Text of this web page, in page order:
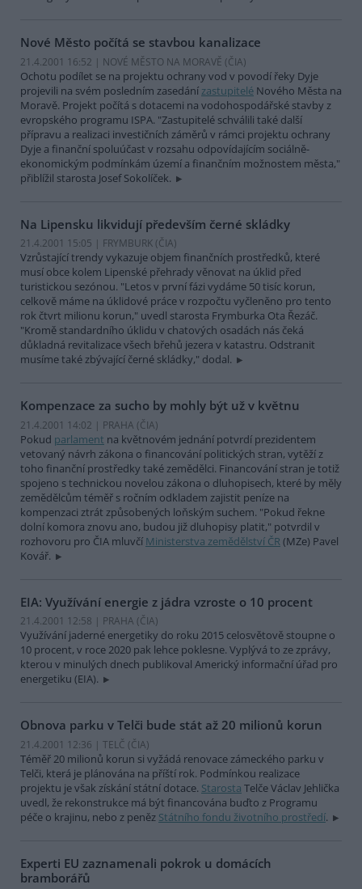
Nové Město počítá se stavbou kanalizace
21.4.2001 16:52 | NOVÉ MĚSTO NA MORAVĚ (ČIA)
Ochotu podílet se na projektu ochrany vod v povodí řeky Dyje
projevili na svém posledním zasedánízastupitelé Nového Města na
Moravě. Projekt počítá s dotacemi na vodohospodářské stavby z
evropského programu ISPA. "Zastupitelé schválili také další
přípravu a realizaci investičních záměrů v rámci projektu ochrany
Dyje a finanční spoluúčast v rozsahu odpovídajícím sociálně-
ekonomickým podmínkám území a finančním možnostem města,"
přiblížil starosta Josef Sokolíček.
Na Lipensku likvidují především černé skládky
21.4.2001 15:05 | FRYMBURK (ČIA)
Vzrůstající trendy vykazuje objem finančních prostředků, které
musí obce kolem Lipenské přehrady věnovat na úklid před
turistickou sezónou. "Letos v první fázi vydáme 50 tisíc korun,
celkově máme na úklidové práce v rozpočtu vyčleněno pro tento
rok čtvrt milionu korun," uvedl starosta Frymburka Ota Řezáč.
"Kromě standardního úklidu v chatových osadách nás čeká
důkladná revitalizace všech břehů jezera v katastru. Odstranit
musíme také zbývající černé skládky," dodal.
Kompenzace za sucho by mohly být už v květnu
21.4.2001 14:02 | PRAHA (ČIA)
Pokud parlament na květnovém jednání potvrdí prezidentem
vetovaný návrh zákona o financování politických stran, vytěží z
toho finanční prostředky také zemědělci. Financování stran je totiž
spojeno s technickou novelou zákona o dluhopisech, které by měly
zemědělcům téměř s ročním odkladem zajistit peníze na
kompenzaci ztrát způsobených loňským suchem. "Pokud řekne
dolní komora znovu ano, budou již dluhopisy platit," potvrdil v
rozhovoru pro ČIA mluvčí Ministerstva zemědělství ČR(MZe) Pavel
Kovář.
EIA: Využívání energie z jádra vzroste o 10 procent
21.4.2001 12:58 | PRAHA (ČIA)
Využívání jaderné energetiky do roku 2015 celosvětově stoupne o
10 procent, v roce 2020 pak lehce poklesne. Vyplývá to ze zprávy,
kterou v minulých dnech publikoval Americký informační úřad pro
energetiku (EIA).
Obnova parku v Telči bude stát až 20 milionů korun
21.4.2001 12:36 | TELČ (ČIA)
Téměř 20 milionů korun si vyžádá renovace zámeckého parku v
Telči, která je plánována na příští rok. Podmínkou realizace
projektu je však získání státní dotace. Starosta Telče Václav Jehlička
uvedl, že rekonstrukce má být financována buďto z Programu
péče o krajinu, nebo z peněz Státního fondu životního prostředí.
Experti EU zaznamenali pokrok u domácích
bramborářů